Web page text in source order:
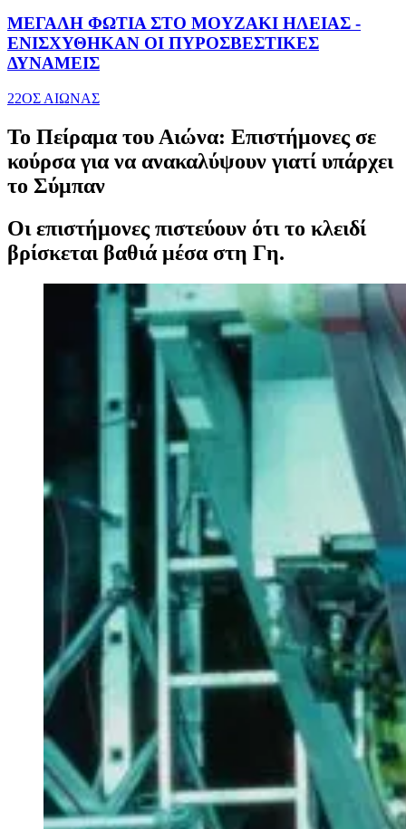
ΜΕΓΑΛΗ ΦΩΤΙΑ ΣΤΟ ΜΟΥΖΑΚΙ ΗΛΕΙΑΣ -
ΕΝΙΣΧΥΘΗΚΑΝ ΟΙ ΠΥΡΟΣΒΕΣΤΙΚΕΣ
ΔΥΝΑΜΕΙΣ
22ΟΣ ΑΙΩΝΑΣ
Το Πείραμα του Αιώνα: Επιστήμονες σε
κούρσα για να ανακαλύψουν γιατί υπάρχει
το Σύμπαν
Οι επιστήμονες πιστεύουν ότι το κλειδί
βρίσκεται βαθιά μέσα στη Γη.